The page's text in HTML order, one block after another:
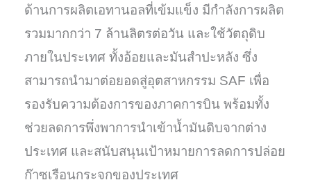
ด้านการผลิตเอทานอลที่เข้มแข็ง มีกำลังการผลิต
รวมมากกว่า 7 ล้านลิตรต่อวัน และใช้วัตถุดิบ
ภายในประเทศ ทั้งอ้อยและมันสำปะหลัง ซึ่ง
สามารถนำมาต่อยอดสู่อุตสาหกรรม SAF เพื่อ
รองรับความต้องการของภาคการบิน พร้อมทั้ง
ช่วยลดการพึ่งพาการนำเข้าน้ำมันดิบจากต่าง
ประเทศ และสนับสนุนเป้าหมายการลดการปล่อย
ก๊าซเรือนกระจกของประเทศ